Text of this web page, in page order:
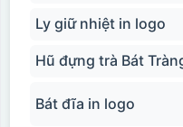
Ly giữ nhiệt in logo
Hũ đựng trà Bát
Bát đĩa in logo